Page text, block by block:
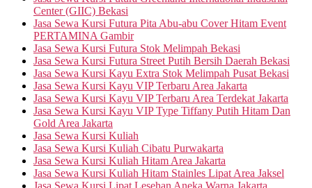
Center (GIIC) Bekasi
Jasa Sewa Kursi Futura Pita Abu-abu Cover Hitam Event
PERTAMINA Gambir
Jasa Sewa Kursi Futura Stok Melimpah Bekasi
Jasa Sewa Kursi Futura Street Putih Bersih Daerah Bekasi
Jasa Sewa Kursi Kayu Extra Stok Melimpah Pusat Bekasi
Jasa Sewa Kursi Kayu VIP Terbaru Area Jakarta
Jasa Sewa Kursi Kayu VIP Terbaru Area Terdekat Jakarta
Jasa Sewa Kursi Kayu VIP Type Tiffany Putih Hitam Dan
Gold Area Jakarta
Jasa Sewa Kursi Kuliah
Jasa Sewa Kursi Kuliah Cibatu Purwakarta
Jasa Sewa Kursi Kuliah Hitam Area Jakarta
Jasa Sewa Kursi Kuliah Hitam Stainles Lipat Area Jaksel
Jasa Sewa Kursi Lipat Lesehan Aneka Warna Jakarta